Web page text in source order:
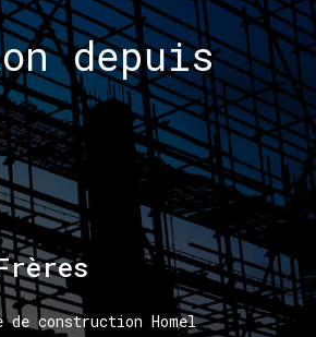
depuis
construction Homel